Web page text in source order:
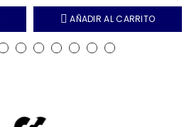
AÑADIR AL CARRITO